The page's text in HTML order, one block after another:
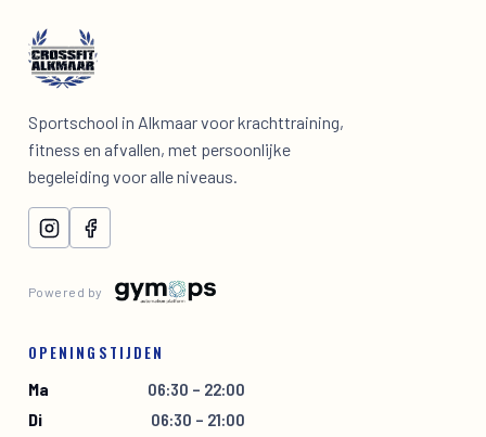
Sportschool in Alkmaar voor krachttraining,
fitness en afvallen, met persoonlijke
begeleiding voor alle niveaus.
Powered by
OPENINGSTIJDEN
Ma
06:30 – 22:00
Di
06:30 – 21:00